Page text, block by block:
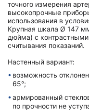
точного измерения
высокопрочные
использования в
Крупная шкала Ø 147
дюйма) с
считывания показаний.
Настенный вариант:
возможность
65°;
армированный
по прочности не